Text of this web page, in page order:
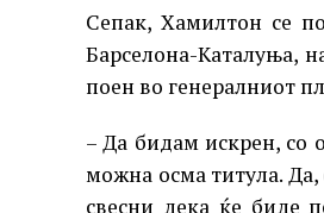
Сепак, Хамилтон се
Барселона-Каталуња,
поен во генералниот
– Да бидам искрен, со
можна осма титула. Да,
свесни дека ќе биде